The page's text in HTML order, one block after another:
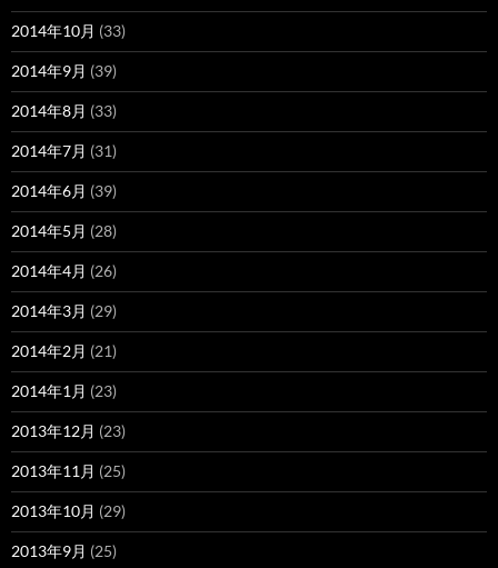
2014年10月 (33)
2014年9月 (39)
2014年8月 (33)
2014年7月 (31)
2014年6月 (39)
2014年5月 (28)
2014年4月 (26)
2014年3月 (29)
2014年2月 (21)
2014年1月 (23)
2013年12月 (23)
2013年11月 (25)
2013年10月 (29)
2013年9月 (25)